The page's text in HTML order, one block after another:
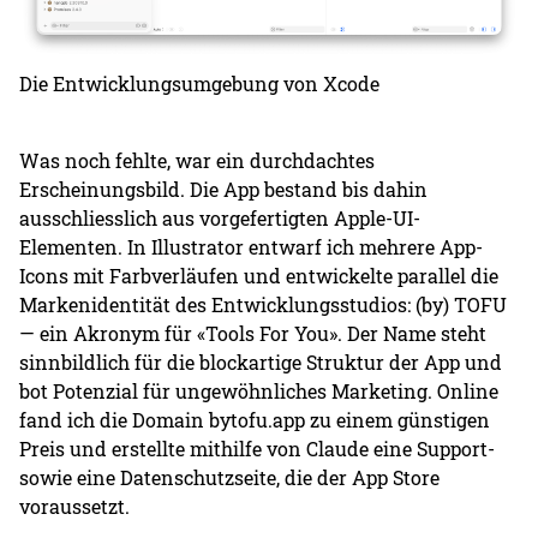
Die Entwicklungsumgebung von Xcode
Was noch fehlte, war ein durchdachtes
Erscheinungsbild. Die App bestand bis dahin
ausschliesslich aus vorgefertigten Apple-UI-
Elementen. In Illustrator entwarf ich mehrere App-
Icons mit Farbverläufen und entwickelte parallel die
Markenidentität des Entwicklungsstudios: (by) TOFU
— ein Akronym für «Tools For You». Der Name steht
sinnbildlich für die blockartige Struktur der App und
bot Potenzial für ungewöhnliches Marketing. Online
fand ich die Domain bytofu.app zu einem günstigen
Preis und erstellte mithilfe von Claude eine Support-
sowie eine Datenschutzseite, die der App Store
voraussetzt.